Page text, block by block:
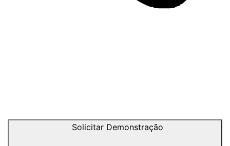
Solicitar Demonstração